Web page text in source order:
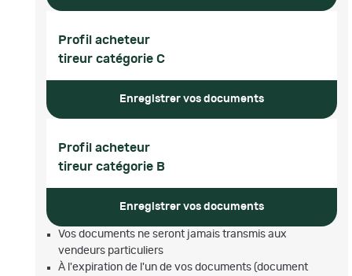
Profil acheteur
tireur catégorie C
Enregistrer vos documents
Profil acheteur
tireur catégorie B
Enregistrer vos documents
Vos documents ne seront jamais transmis aux
vendeurs particuliers
À l'expiration de l'un de vos documents (document